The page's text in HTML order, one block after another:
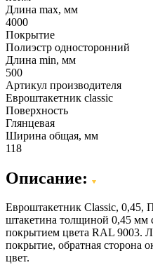
Длина max, мм
4000
Покрытие
Полиэстр односторонний
Длина min, мм
500
Артикул производителя
Евроштакетник classic
Поверхность
Глянцевая
Ширина общая, мм
118
Описание:
Евроштакетник Classic, 0,45,
штакетина толщиной 0,45 мм
покрытием цвета RAL 9003.
покрытие, обратная сторона
цвет.